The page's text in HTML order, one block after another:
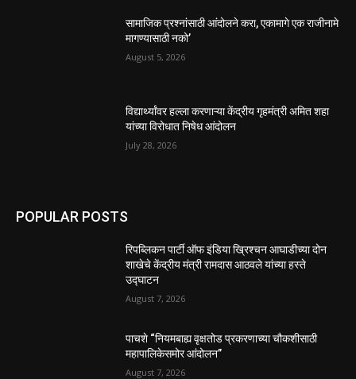
सामाजिक प्रश्नांसाठी आंदोलने करा, एकामागे एक राजीनामे
मागण्यासाठी नको’
August 5, 2026
विद्यार्थ्यांवर हल्ला करणाऱ्या केंद्रीय गृहमंत्री अमित शहा
यांच्या विरोधात निषेध आंदोलन
July 28, 2026
POPULAR POSTS
रिपब्लिकन पार्टी ऑफ इंडिया ख्रिश्चन आघाडीच्या दोन
शाखेचे केंद्रीय मंत्री रामदास आठवले यांच्या हस्ते
उद्घाटन
August 7, 2026
पाचशे “नियमबाह्य वृक्षतोड प्रकरणाच्या चौकशीसाठी
महापालिकेसमोर आंदोलन”
August 7, 2026